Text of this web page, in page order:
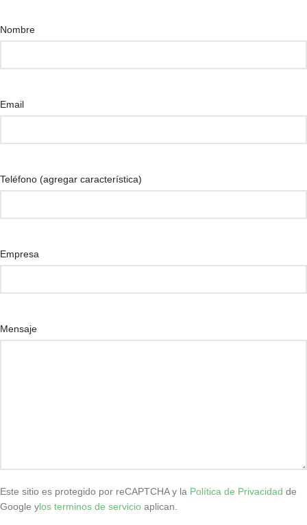
Nombre
Email
Teléfono (agregar característica)
Empresa
Mensaje
Este sitio es protegido por reCAPTCHA y la Política de Privacidad de
Google ylos terminos de servicio aplican.